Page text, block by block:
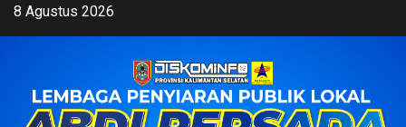
Skip8 Agustus 2026